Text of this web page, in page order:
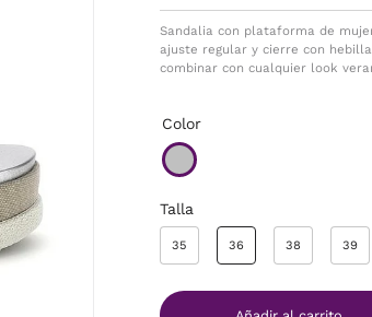
Sandalia con plataforma de
ajuste regular y cierre con
combinar con cualquier look
Color
Talla
35 36 38 39